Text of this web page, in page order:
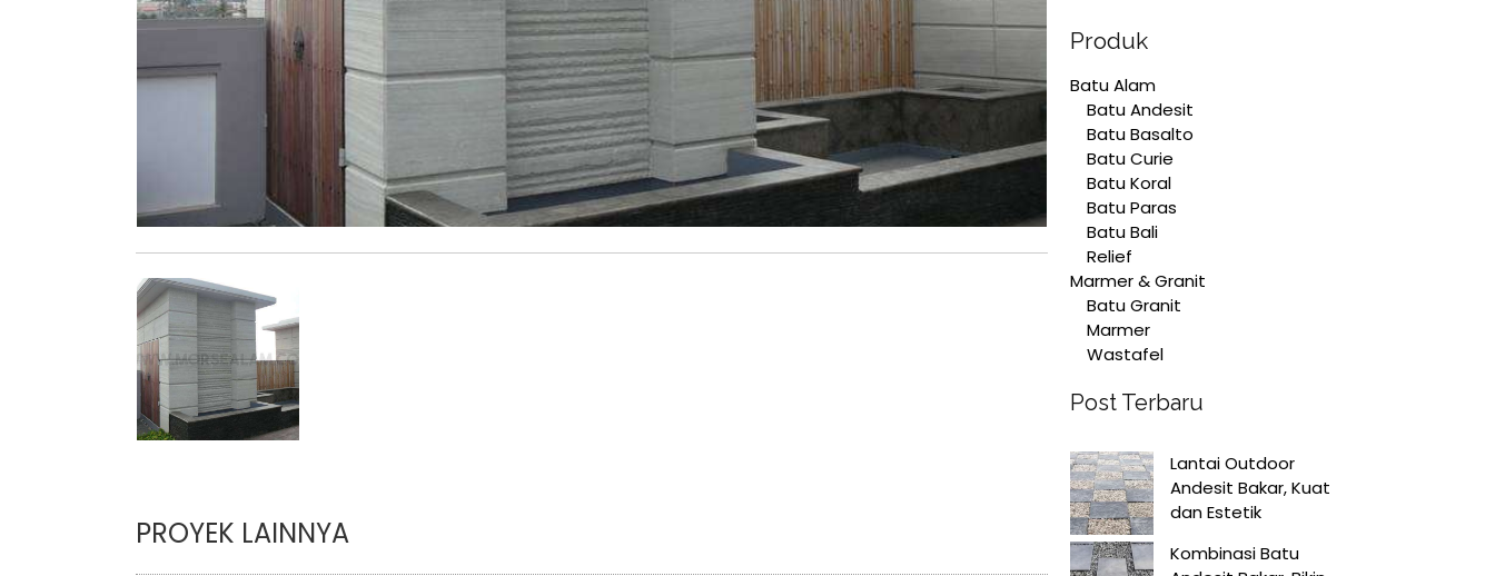
PROYEK LAINNYA
Produk
Batu Alam
Batu Andesit
Batu Basalto
Batu Curie
Batu Koral
Batu Paras
Batu Bali
Relief
Marmer & Granit
Batu Granit
Marmer
Wastafel
Post Terbaru
Lantai Outdoor
Andesit Bakar, Kuat
dan Estetik
Kombinasi Batu